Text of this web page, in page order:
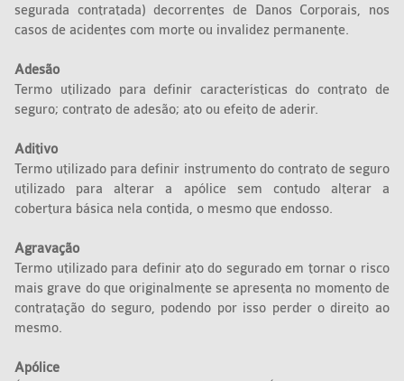
segurada contratada) decorrentes de Danos Corporais, nos
casos de acidentes com morte ou invalidez permanente.
Adesão
Termo utilizado para definir características do contrato de
seguro; contrato de adesão; ato ou efeito de aderir.
Aditivo
Termo utilizado para definir instrumento do contrato de seguro
utilizado para alterar a apólice sem contudo alterar a
cobertura básica nela contida, o mesmo que endosso.
Agravação
Termo utilizado para definir ato do segurado em tornar o risco
mais grave do que originalmente se apresenta no momento de
contratação do seguro, podendo por isso perder o direito ao
mesmo.
Apólice